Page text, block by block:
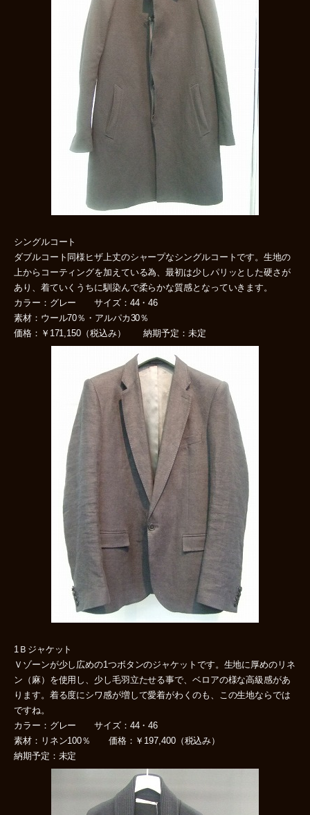
シングルコート
ダブルコート同様ヒザ上丈のシャープなシングルコートです。生地の
上からコーティングを加えている為、最初は少しパリッとした硬さが
あり、着ていくうちに馴染んで柔らかな質感となっていきます。
カラー：グレー サイズ：44・46
素材：ウール70％・アルパカ30％
価格：￥171,150（税込み） 納期予定：未定
1Ｂジャケット
Ｖゾーンが少し広めの1つボタンのジャケットです。生地に厚めのリネ
ン（麻）を使用し、少し毛羽立たせる事で、ベロアの様な高級感があ
ります。着る度にシワ感が増して愛着がわくのも、この生地ならでは
ですね。
カラー：グレー サイズ：44・46
素材：リネン100％ 価格：￥197,400（税込み）
納期予定：未定